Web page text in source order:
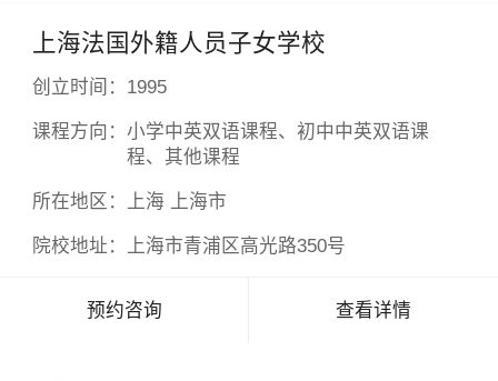
上海法国外籍人员子女学校
创立时间： 1995
课程方向： 小学中英双语课程、初中中英双语课
程、其他课程
所在地区： 上海 上海市
院校地址： 上海市青浦区高光路350号
预约咨询 查看详情